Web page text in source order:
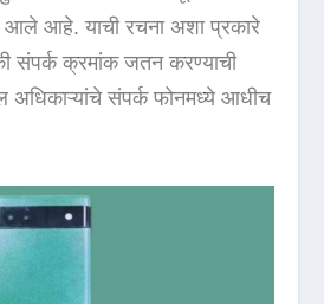
आले आहे. याची रचना अशा प्रकारे
संपर्क क्रमांक जतन करण्याची
अधिकाऱ्यांचे संपर्क फोनमध्ये आधीच